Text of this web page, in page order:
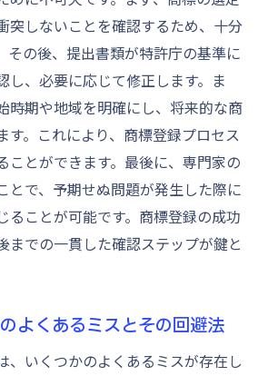
突しないことを確認するため、十分
その後、提出書類が特許庁の基準に
し、必要に応じて修正します。ま
時期や地域を明確にし、将来的な商
す。これにより、商標登録プロセス
ことができます。最後に、専門家の
とで、予期せぬ問題が発生した際に
ることが可能です。商標登録の成功
までの一貫した確認ステップが鍵と
よくあるミスとその回避法
、いくつかのよくあるミスが存在し